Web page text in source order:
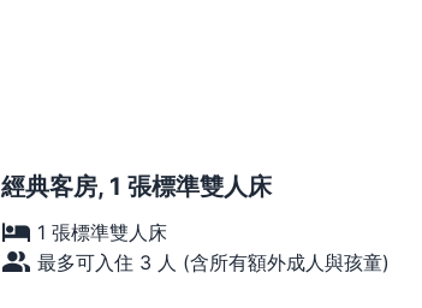
經典客房, 1 張標準雙人床
1 張標準雙人床
最多可入住 3 人 (含所有額外成人與孩童)